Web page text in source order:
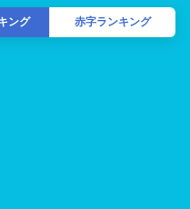
ング 赤字ランキング